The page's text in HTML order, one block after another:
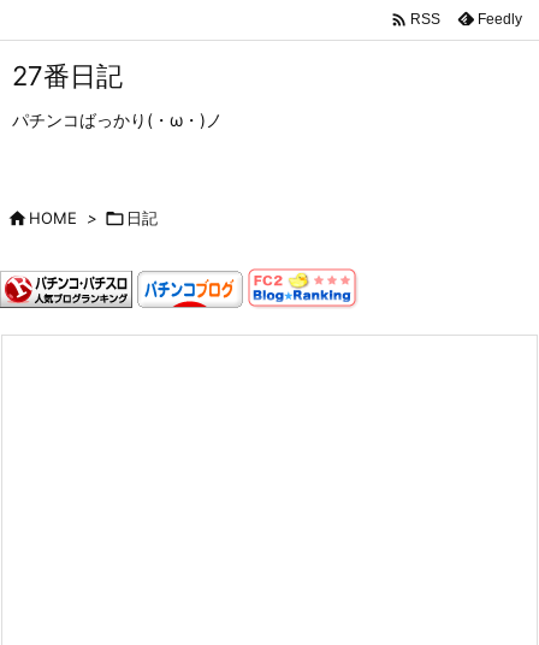
 RSS Feedly
27番日記
パチンコばっかり(・ω・)ノ
HOME >  日記